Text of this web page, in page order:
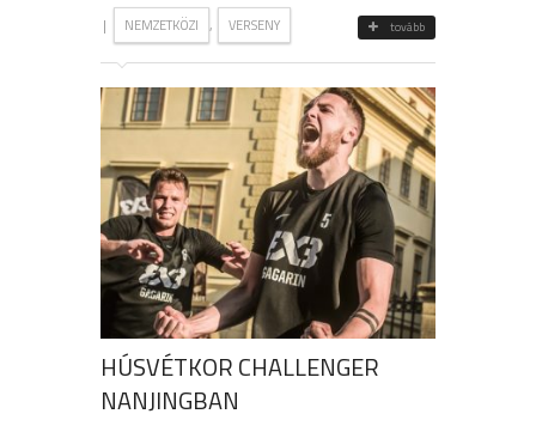
| NEMZETKÖZI , VERSENY tovább
HÚSVÉTKOR CHALLENGER
NANJINGBAN